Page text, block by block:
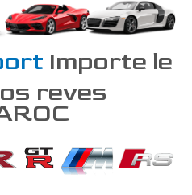
Importe le
reves